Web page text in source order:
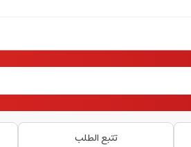
تتبع الطلب